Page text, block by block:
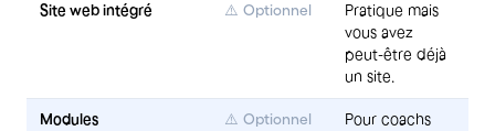
Site web intégré ⚠️ Optionnel
Pratique mais
vous avez
peut-être déjà
un site.
Modules
⚠️ Optionnel
Pour coachs